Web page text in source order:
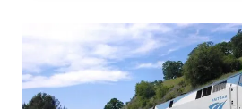
DEL
VIENTO
ENTRE
EL
LAGO